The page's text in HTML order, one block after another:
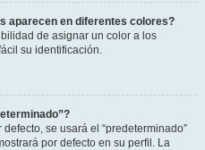
aparecen en diferentes colores?
de asignar un color a los
su identificación.
se usará el “predeterminado”
por defecto en su perfil. La